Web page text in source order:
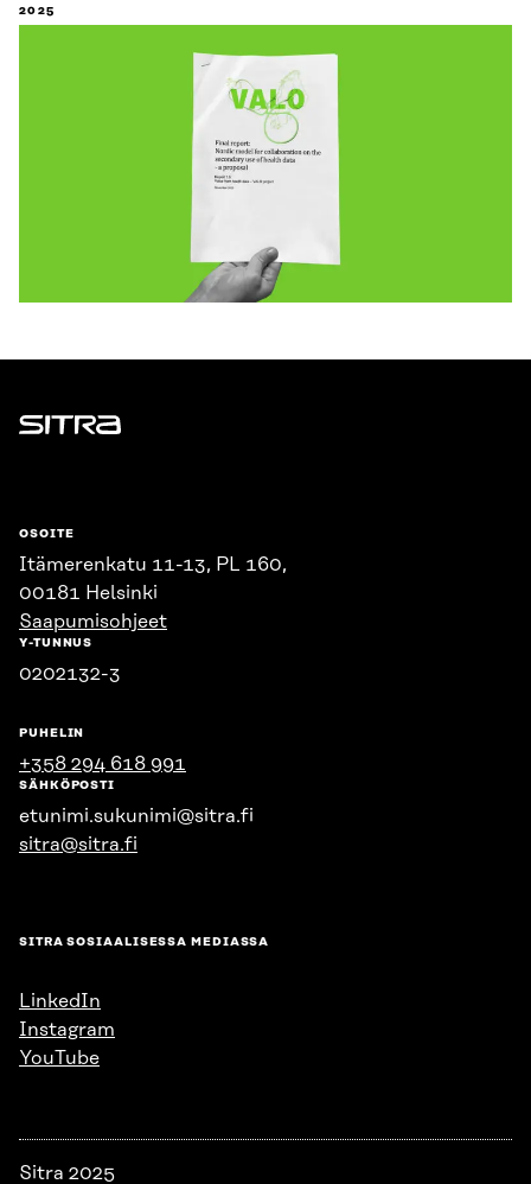
2025
Sitra
OSOITE
Itämerenkatu 11-13, PL 160,
00181 Helsinki
Saapumisohjeet
Y-TUNNUS
0202132-3
PUHELIN
+358 294 618 991
SÄHKÖPOSTI
etunimi.sukunimi@sitra.fi
sitra@sitra.fi
SITRA SOSIAALISESSA MEDIASSA
LinkedIn
Instagram
YouTube
Sitra 2025